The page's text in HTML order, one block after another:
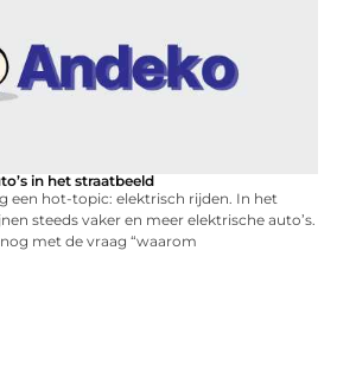
in het straatbeeld
een hot-topic: elektrisch rijden. In het
steeds vaker en meer elektrische auto’s.
met de vraag “waarom